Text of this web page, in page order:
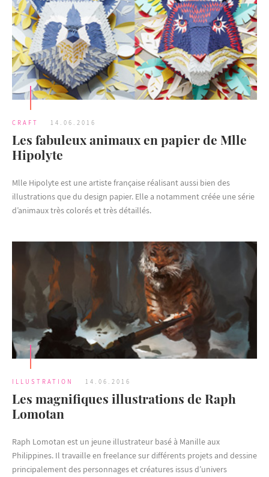
CRAFT 14.06.2016
Les fabuleux animaux en papier de Mlle
Hipolyte
Mlle Hipolyte est une artiste française réalisant aussi bien des
illustrations que du design papier. Elle a notamment créée une série
d’animaux très colorés et très détaillés.
ILLUSTRATION 14.06.2016
Les magnifiques illustrations de Raph
Lomotan
Raph Lomotan est un jeune illustrateur basé à Manille aux
Philippines. Il travaille en freelance sur différents projets and dessine
principalement des personnages et créatures issus d’univers